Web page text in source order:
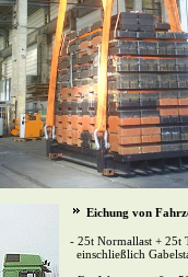
Eichung von
- 25t Normallast + 25t
einschließlich